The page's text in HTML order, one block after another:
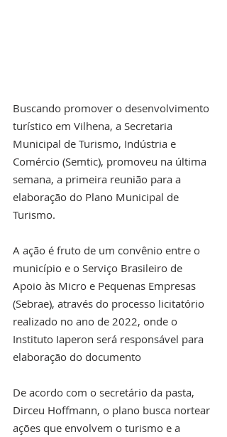
Buscando promover o desenvolvimento
turístico em Vilhena, a Secretaria
Municipal de Turismo, Indústria e
Comércio (Semtic), promoveu na última
semana, a primeira reunião para a
elaboração do Plano Municipal de
Turismo.
A ação é fruto de um convênio entre o
município e o Serviço Brasileiro de
Apoio às Micro e Pequenas Empresas
(Sebrae), através do processo licitatório
realizado no ano de 2022, onde o
Instituto Iaperon será responsável para
elaboração do documento
De acordo com o secretário da pasta,
Dirceu Hoffmann, o plano busca nortear
ações que envolvem o turismo e a